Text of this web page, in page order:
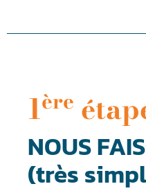
1ère
NOUS
(très